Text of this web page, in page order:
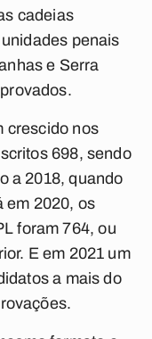
cadeias
penais
e Serra
crescido nos
698, sendo
a 2018, quando
em 2020, os
foram 764, ou
E em 2021 um
a mais do